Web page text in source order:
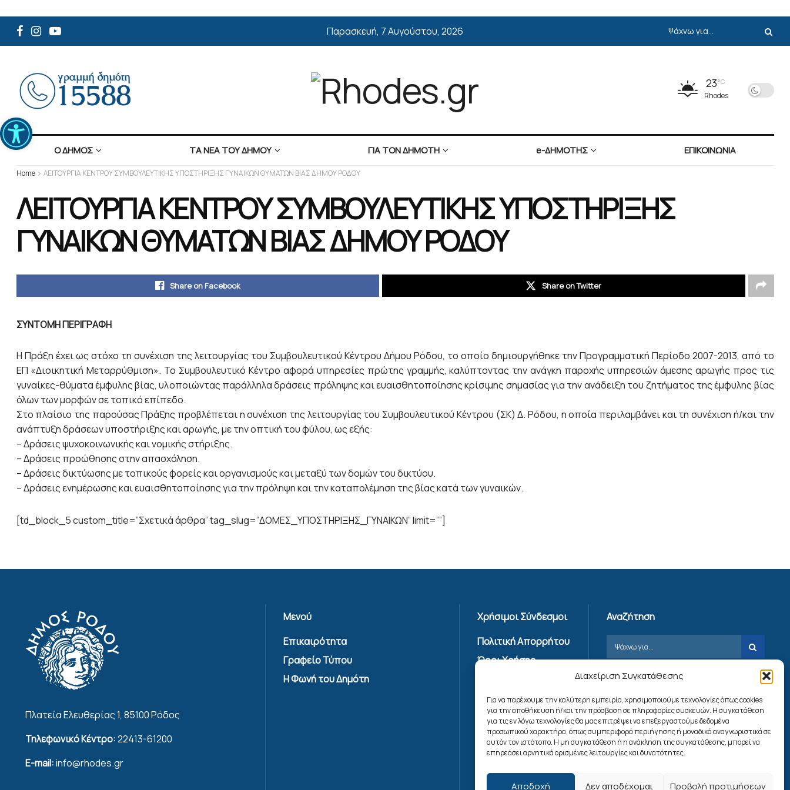
Ανοίξτε τη γραμμή εργαλείων
Διαχείριση Συγκατάθεσης
Για να παρέχουμε την καλύτερη εμπειρία, χρησιμοποιούμε τεχνολογίες όπως cookies
για την αποθήκευση ή/και την πρόσβαση σε πληροφορίες συσκευών. Η συγκατάθεση
για τις εν λόγω τεχνολογίες θα μας επιτρέψει να επεξεργαστούμε δεδομένα
προσωπικού χαρακτήρα, όπως συμπεριφορά περιήγησης ή μοναδικά αναγνωριστικά σε
αυτόν τον ιστότοπο. Η μη συγκατάθεση ή η ανάκληση της συγκατάθεσης, μπορεί να
επηρεάσει αρνητικά ορισμένες λειτουργίες και δυνατότητες.
Αποδοχή Δεν αποδέχομαι Προβολή προτιμήσεων
Παρασκευή, 7 Αυγούστου, 2026
23°C
Rhodes
Ο ΔΗΜΟΣ ΤΑ ΝΕΑ ΤΟΥ ΔΗΜΟΥ ΓΙΑ ΤΟΝ ΔΗΜΟΤΗ e-ΔΗΜΟΤΗΣ ΕΠΙΚΟΙΝΩΝΙΑ
Home ΛΕΙΤΟΥΡΓΙΑ ΚΕΝΤΡΟΥ ΣΥΜΒΟΥΛΕΥΤΙΚΗΣ ΥΠΟΣΤΗΡΙΞΗΣ ΓΥΝΑΙΚΩΝ ΘΥΜΑΤΩΝ ΒΙΑΣ ΔΗΜΟΥ ΡΟΔΟΥ
ΛΕΙΤΟΥΡΓΙΑ ΚΕΝΤΡΟΥ ΣΥΜΒΟΥΛΕΥΤΙΚΗΣ ΥΠΟΣΤΗΡΙΞΗΣ
ΓΥΝΑΙΚΩΝ ΘΥΜΑΤΩΝ ΒΙΑΣ ΔΗΜΟΥ ΡΟΔΟΥ
Share on Facebook Share on Twitter
ΣΥΝΤΟΜΗ ΠΕΡΙΓΡΑΦΗ
Η Πράξη έχει ως στόχο τη συνέχιση της λειτουργίας του Συμβουλευτικού Κέντρου Δήμου Ρόδου, το οποίο δημιουργήθηκε την Προγραμματική Περίοδο 2007-2013, από το
ΕΠ «Διοικητική Μεταρρύθμιση». Το Συμβουλευτικό Κέντρο αφορά υπηρεσίες πρώτης γραμμής, καλύπτοντας την ανάγκη παροχής υπηρεσιών άμεσης αρωγής προς τις
γυναίκες-θύματα έμφυλης βίας, υλοποιώντας παράλληλα δράσεις πρόληψης και ευαισθητοποίησης κρίσιμης σημασίας για την ανάδειξη του ζητήματος της έμφυλης βίας
όλων των μορφών σε τοπικό επίπεδο.
Στο πλαίσιο της παρούσας Πράξης προβλέπεται η συνέχιση της λειτουργίας του Συμβουλευτικού Κέντρου (ΣΚ) Δ. Ρόδου, η οποία περιλαμβάνει και τη συνέχιση ή/και την
ανάπτυξη δράσεων υποστήριξης και αρωγής, με την οπτική του φύλου, ως εξής:
– Δράσεις ψυχοκοινωνικής και νομικής στήριξης.
– Δράσεις προώθησης στην απασχόληση.
– Δράσεις δικτύωσης με τοπικούς φορείς και οργανισμούς και μεταξύ των δομών του δικτύου.
– Δράσεις ενημέρωσης και ευαισθητοποίησης για την πρόληψη και την καταπολέμηση της βίας κατά των γυναικών.
[td_block_5 custom_title=”Σχετικά άρθρα” tag_slug=”ΔΟΜΕΣ_ΥΠΟΣΤΗΡΙΞΗΣ_ΓΥΝΑΙΚΩΝ” limit=””]
Πλατεία Ελευθερίας 1, 85100 Ρόδος
Τηλεφωνικό Κέντρο:22413-61200
E-mail:info@rhodes.gr
Μενού
Επικαιρότητα
Γραφείο Τύπου
Η Φωνή του Δημότη
Χρήσιμοι Σύνδεσμοι
Πολιτική Απορρήτου
Όροι Χρήσης
Πολιτική Cookies
(ΕΕ)
Αναζήτηση
Ακολουθήστε μας